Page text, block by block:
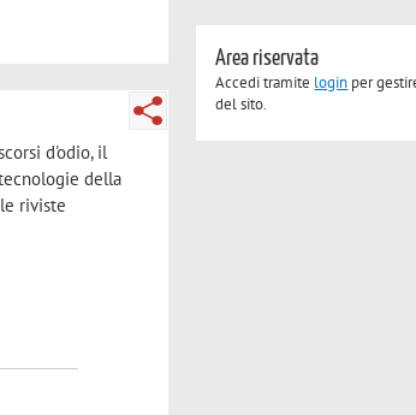
d'odio, il
della
riviste
Area riservata
Accedi tramite login per
del sito.